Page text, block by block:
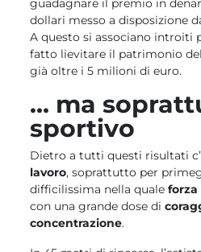
guadagnare il premio in
dollari messo a disposizione
A questo si associano introiti
fatto lievitare il patrimonio
già oltre i 5 milioni di euro.
… ma
sportivo
Dietro a tutti questi risultati
lavoro, soprattutto per
difficilissima nella qualeforza
con una grande dose di
concentrazione.